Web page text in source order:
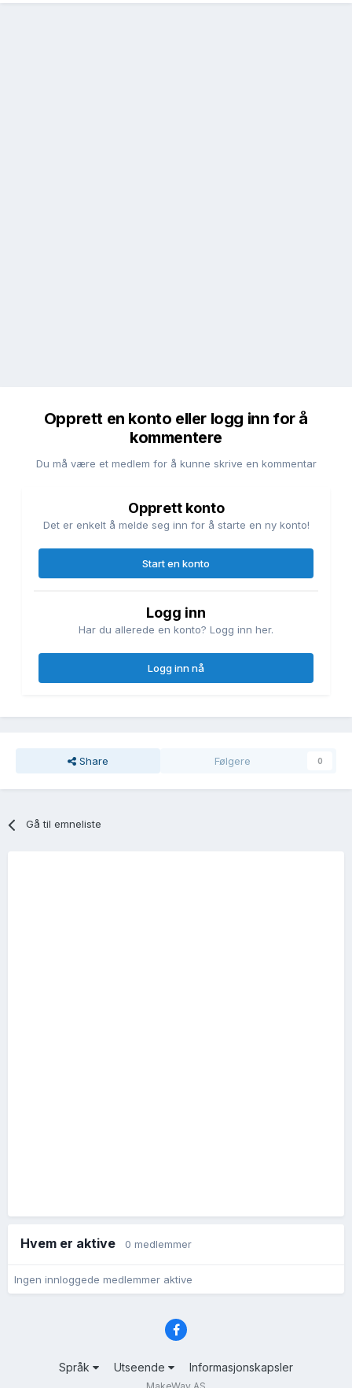
Opprett en konto eller logg inn for å
kommentere
Du må være et medlem for å kunne skrive en kommentar
Opprett konto
Det er enkelt å melde seg inn for å starte en ny konto!
Start en konto
Logg inn
Har du allerede en konto? Logg inn her.
Logg inn nå
Share Følgere 0
Gå til emneliste
Hvem er aktive 0 medlemmer
Ingen innloggede medlemmer aktive
Språk Utseende Informasjonskapsler